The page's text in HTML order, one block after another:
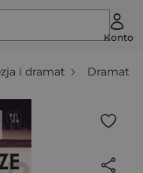
Konto
i dramat Dramat